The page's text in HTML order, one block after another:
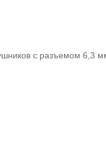
с разъемом 6,3